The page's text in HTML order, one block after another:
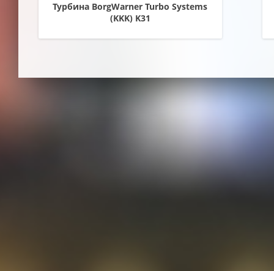
Турбина BorgWarner Turbo Systems
(KKK) K31